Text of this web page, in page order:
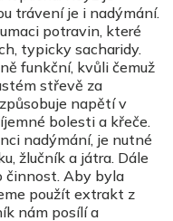
trávení je i nadýmání.
potravin, které
typicky sacharidy.
funkční, kvůli čemuž
střevě za
napětí v
bolesti a křeče.
nadýmání, je nutné
žlučník a játra. Dále
činnost. Aby byla
použít extrakt z
nám posílí a